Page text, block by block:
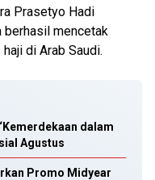
Prasetyo Hadi
berhasil mencetak
di Arab Saudi.
dalam
Agustus
Promo Midyear